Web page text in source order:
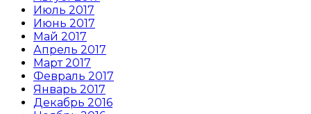
Июль 2017
Июнь 2017
Май 2017
Апрель 2017
Март 2017
Февраль 2017
Январь 2017
Декабрь 2016